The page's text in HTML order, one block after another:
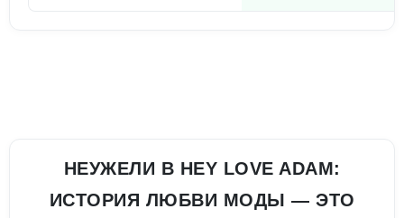
НЕУЖЕЛИ В HEY LOVE ADAM:
ИСТОРИЯ ЛЮБВИ МОДЫ — ЭТО